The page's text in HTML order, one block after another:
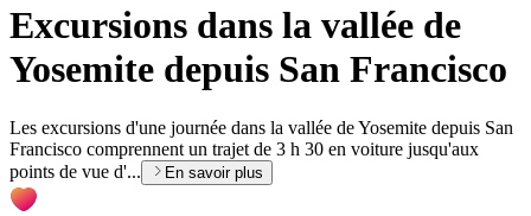
Excursions dans la vallée de
Yosemite depuis San Francisco
Les excursions d'une journée dans la vallée de Yosemite depuis San
Francisco comprennent un trajet de 3 h 30 en voiture jusqu'aux
points de vue d'...
En savoir plus